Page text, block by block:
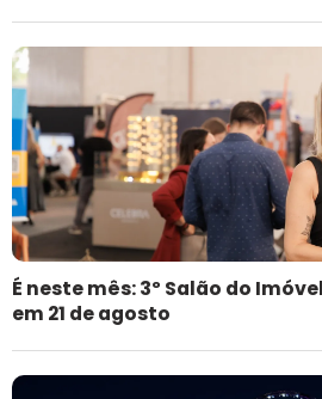
É neste mês: 3º Salão do
em 21 de agosto